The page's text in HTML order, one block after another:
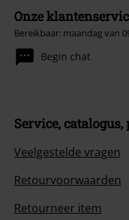
Onze
Bereikbaar: maandag van
Begin chat
Service,
Veelgestelde vragen
Retourvoorwaarden
Retourneer item